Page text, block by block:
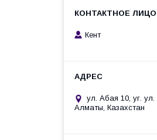
Кент
ул. Абая 10, уг.
Алматы, Казахстан